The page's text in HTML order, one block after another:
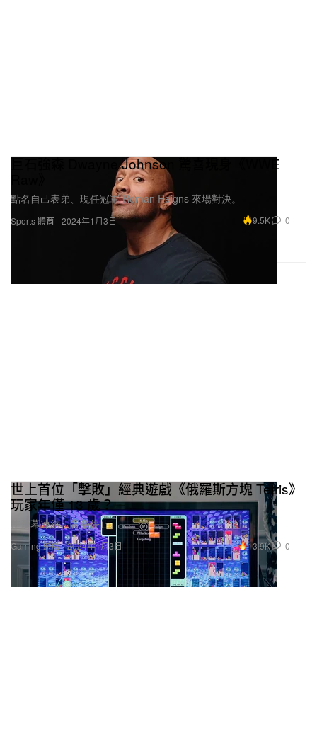
Sports 體育
巨石強森 Dwayne Johnson 驚喜現身《WWE
點名自己表弟、現任冠軍 Roman Reigns 來場對決。
2024年1月3日 9.5K 0
Gaming 遊戲
世上首位「擊敗」經典遊戲《俄羅斯方塊 Tetris》
玩家年僅 13 歲？
使螢幕凍結、音樂停止。
2024年1月3日 13.9K 0